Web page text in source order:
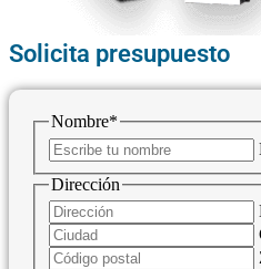
Solicita presupuesto
Nombre*
Dirección